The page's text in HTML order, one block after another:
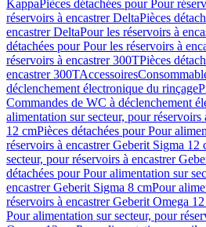
KappaPièces détachées pour Pour
réservoirs à encastrer DeltaPièces
encastrer DeltaPour les réservoirs à
détachées pour Pour les réservoirs à
réservoirs à encastrer 300TPièces
encastrer 300TAccessoires
déclenchement électronique du rinçage
Commandes de WC à déclenchement
alimentation sur secteur, pour réservoirs
12 cmPièces détachées pour Pour
réservoirs à encastrer Geberit Sigma 12
secteur, pour réservoirs à encastrer
détachées pour Pour alimentation sur
encastrer Geberit Sigma 8 cmPour
réservoirs à encastrer Geberit Omega
Pour alimentation sur secteur, pour